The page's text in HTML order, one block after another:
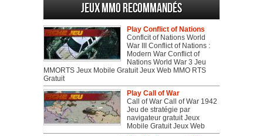
Jeux MMO recommandés
Play Conflict of Nations
Conflcit of Nations World
War III Conflict of Nations :
Modern War Conflict of
Nations World War 3 Jeu
MMORTS Jeux Mobile Gratuit Jeux Web MMO RTS
Gratuit
Play Call of War
Call of War Call of War 1942
Jeu de stratégie par
navigateur gratuit Jeux
Mobile Gratuit Jeux Web